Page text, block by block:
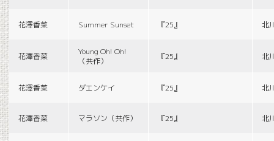
花澤香菜 Summer Sunset 『25』 北
花澤香菜
Young Oh! Oh!
（共作）
『25』 北
花澤香菜 ダエンケイ 『25』 北
花澤香菜 マラソン（共作） 『25』 北